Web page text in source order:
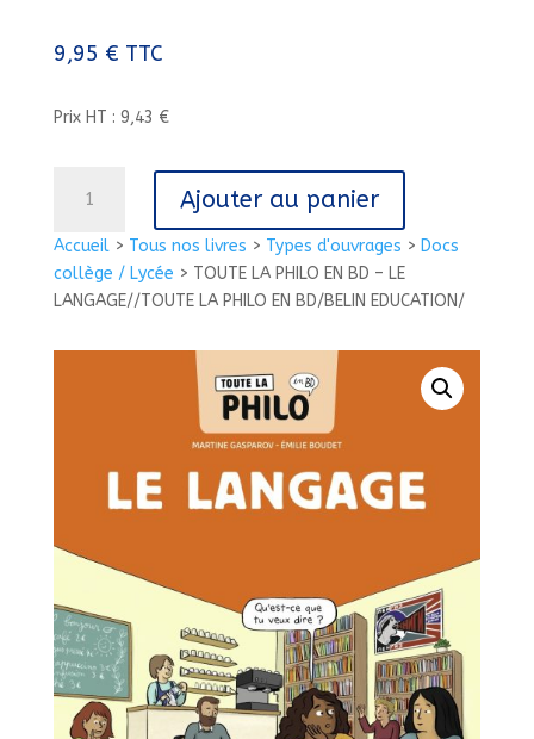
Accueil> Tous nos livres > Types d'ouvrages > Docs
collège / Lycée > TOUTE LA PHILO EN BD – LE
LANGAGE//TOUTE LA PHILO EN BD/BELIN EDUCATION/
9,95 € TTC
Prix HT : 9,43 €
TOUTE
PHILO
EDUCATION/
Ajouter au panier